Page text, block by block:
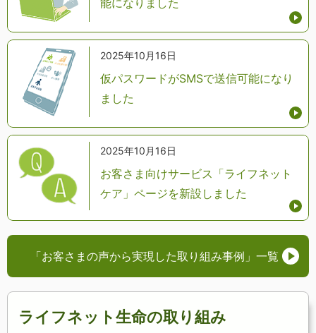
能になりました
2025年10月16日
仮パスワードがSMSで送信可能になり
ました
2025年10月16日
お客さま向けサービス「ライフネット
ケア」ページを新設しました
「お客さまの声から実現した取り組み事例」 一覧
ライフネット生命の取り組み